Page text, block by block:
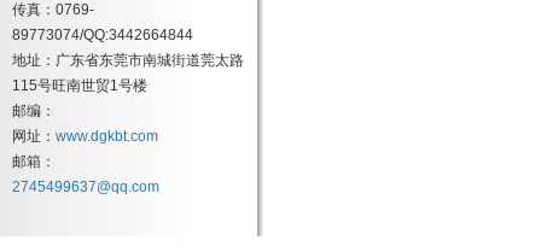
传真：0769-
89773074/QQ:3442664844
地址：广东省东莞市南城街道莞太路
115号旺南世贸1号楼
邮编：
网址： www.dgkbt.com
邮箱：
2745499637@qq.com